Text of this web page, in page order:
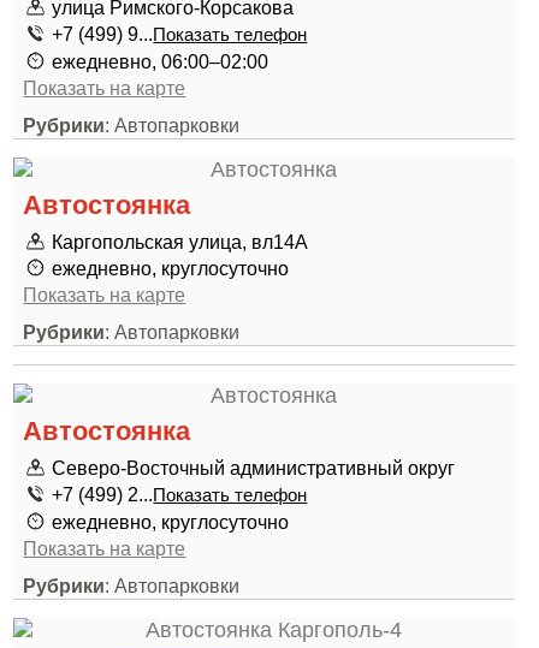
улица Римского-Корсакова
+7 (499) 9...Показать телефон
ежедневно, 06:00–02:00
Показать на карте
Рубрики: Автопарковки
Автостоянка
Каргопольская улица, вл14А
ежедневно, круглосуточно
Показать на карте
Рубрики: Автопарковки
Автостоянка
Северо-Восточный административный округ
+7 (499) 2...Показать телефон
ежедневно, круглосуточно
Показать на карте
Рубрики: Автопарковки